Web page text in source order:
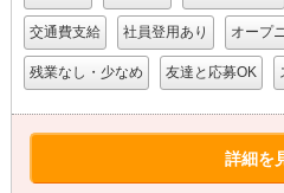
交通費支給 社員登用あり オープ
残業なし・少なめ 友達と応募OK
詳細を